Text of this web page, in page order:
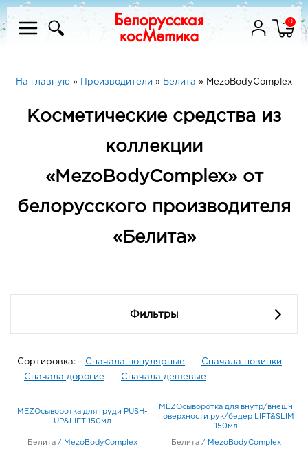
0
На главную » Производители » Белита » MezoBodyComplex
Косметические средства из
коллекции
«MezoBodyComplex» от
белорусского производителя
«Белита»
Фильтры
Сортировка: Сначала популярные
Сначала новинки
Сначала дорогие
Сначала дешевые
MEZOсыворотка для груди PUSH-
UP&LIFT 150мл
Белита / MezoBodyComplex
MEZOсыворотка для внутр/внешн
поверхности рук/бедер LIFT&SLIM
150мл
Белита / MezoBodyComplex